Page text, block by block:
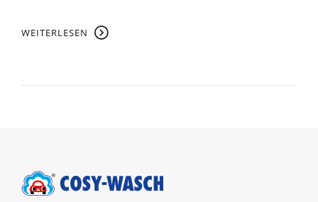
WEITERLESEN